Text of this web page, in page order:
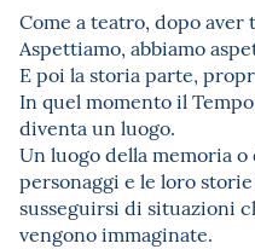
Come a teatro, dopo
Aspettiamo, abbiamo
E poi la storia parte,
In quel momento il
diventa un luogo.
Un luogo della memoria o
personaggi e le loro
susseguirsi di situazioni
vengono immaginate.